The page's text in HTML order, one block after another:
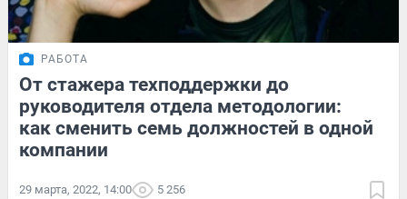
РАБОТА
От стажера техподдержки до
руководителя отдела методологии:
как сменить семь должностей в одной
компании
29 марта, 2022, 14:00 5 256